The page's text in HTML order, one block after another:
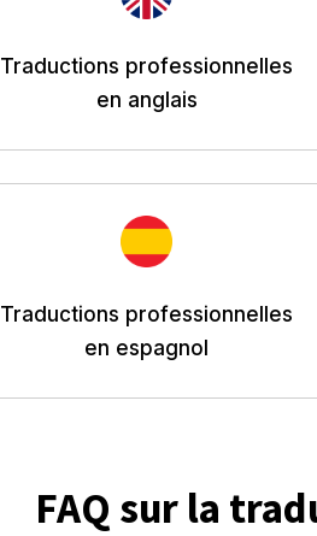
Traductions professionnelles
en anglais
Traductions professionnelles
en espagnol
FAQ sur la